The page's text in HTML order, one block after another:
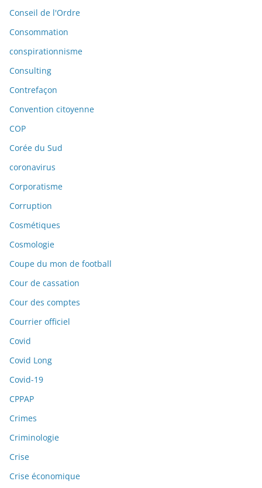
Conseil de l'Ordre
Consommation
conspirationnisme
Consulting
Contrefaçon
Convention citoyenne
COP
Corée du Sud
coronavirus
Corporatisme
Corruption
Cosmétiques
Cosmologie
Coupe du mon de football
Cour de cassation
Cour des comptes
Courrier officiel
Covid
Covid Long
Covid-19
CPPAP
Crimes
Criminologie
Crise
Crise économique